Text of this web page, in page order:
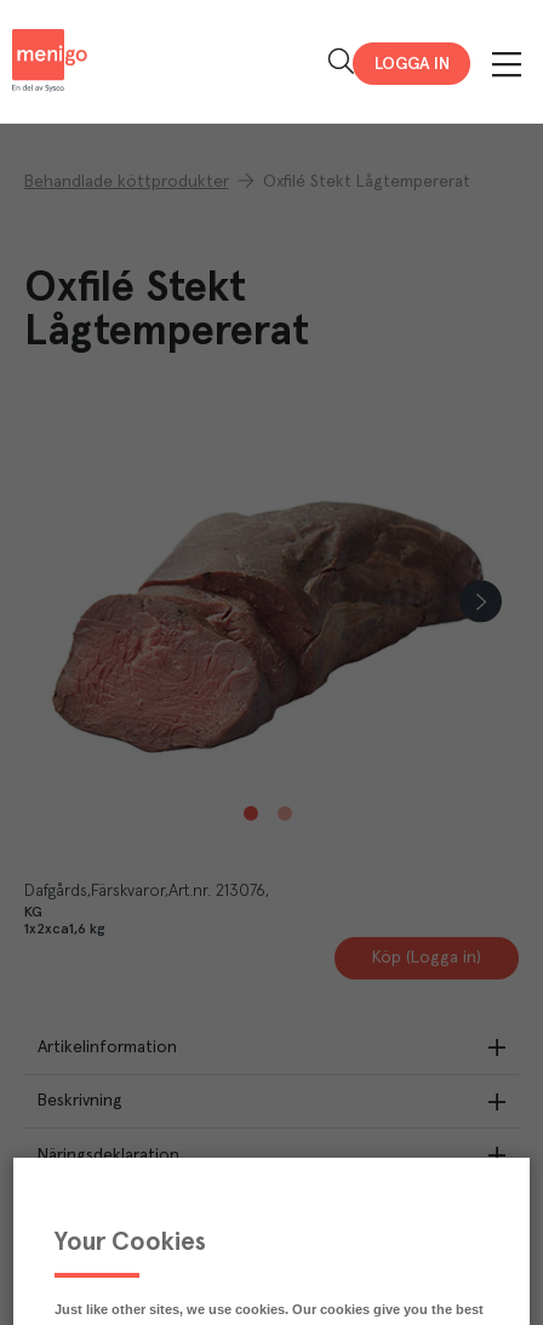
LOGGA IN
Behandlade köttprodukter Oxfilé Stekt Lågtempererat
Oxfilé Stekt
Lågtempererat
Dafgårds Färskvaror Art.nr. 213076
KG
1x2xca1,6 kg
Köp (Logga in)
Artikelinformation
Beskrivning
Näringsdeklaration
CO₂e/kg
Varje kilo av varan påverkar klimatet motsvarande
Läs mer om hur vi beräknar klimatavtryck
Your Cookies
Just like other sites, we use cookies. Our cookies give you the best